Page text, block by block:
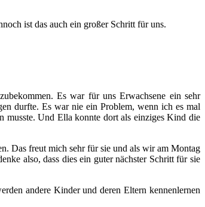
ist das auch ein großer Schritt für uns.
Es war für uns Erwachsene ein sehr
durfte. Es war nie ein Problem, wenn ich es mal
musste. Und Ella konnte dort als einziges Kind die
Das freut mich sehr für sie und als wir am Montag
also, dass dies ein guter nächster Schritt für sie
andere Kinder und deren Eltern kennenlernen